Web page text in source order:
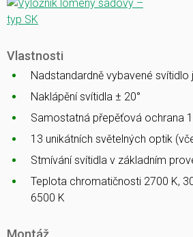
Vlastnosti
Nadstandardně vybavené svítidlo
Naklápění svítidla ± 20°
Samostatná přepěťová ochrana
13 unikátních světelných optik
Stmívání svítidla v základním
Teplota chromatičnosti 2700 K,
6500 K